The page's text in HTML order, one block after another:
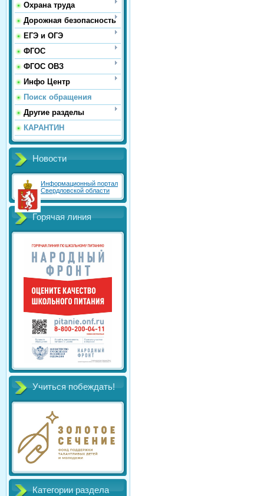
Охрана труда
Дорожная безопасность
ЕГЭ и ОГЭ
ФГОС
ФГОС ОВЗ
Инфо Центр
Поиск обращения
Другие разделы
КАРАНТИН
Новости
Информационный портал
Свердловской области
Горячая линия
Учиться побеждать!
Категории раздела